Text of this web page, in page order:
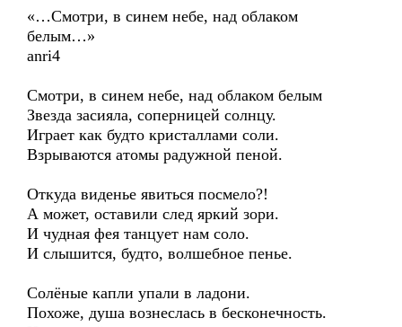
«…Смотри, в синем небе, над облаком
белым…»
anri4
Смотри, в синем небе, над облаком белым
Звезда засияла, соперницей солнцу.
Играет как будто кристаллами соли.
Взрываются атомы радужной пеной.
Откуда виденье явиться посмело?!
А может, оставили след яркий зори.
И чудная фея танцует нам соло.
И слышится, будто, волшебное пенье.
Солёные капли упали в ладони.
Похоже, душа вознеслась в бесконечность.